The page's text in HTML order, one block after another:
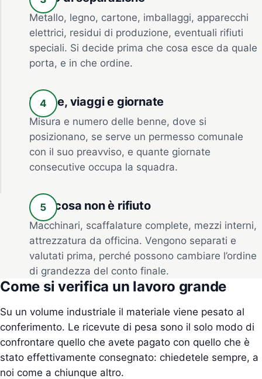
Metallo, legno, cartone, imballaggi, apparecchi
elettrici, residui di produzione, eventuali rifiuti
speciali. Si decide prima che cosa esce da quale
porta, e in che ordine.
Benne, viaggi e giornate
Misura e numero delle benne, dove si
posizionano, se serve un permesso comunale
con il suo preavviso, e quante giornate
consecutive occupa la squadra.
Che cosa non è rifiuto
Macchinari, scaffalature complete, mezzi interni,
attrezzatura da officina. Vengono separati e
valutati prima, perché possono cambiare l’ordine
di grandezza del conto finale.
Come si verifica un lavoro grande
Su un volume industriale il materiale viene pesato al
conferimento. Le ricevute di pesa sono il solo modo di
confrontare quello che avete pagato con quello che è
stato effettivamente consegnato: chiedetele sempre, a
noi come a chiunque altro.